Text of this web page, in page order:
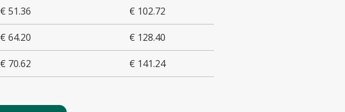
€ 51.36 € 102.72
€ 64.20 € 128.40
€ 70.62 € 141.24